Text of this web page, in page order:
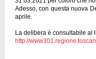
Adesso, con questa nuova
aprile.
La delibera è consultabile al
http://